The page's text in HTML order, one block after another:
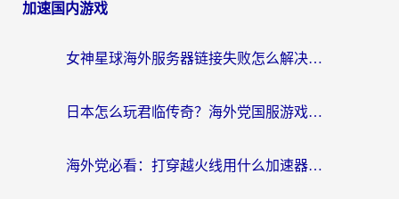
加速国内游戏
女神星球海外服务器链接失败怎么解决？海外党国服游戏加速避坑指南
日本怎么玩君临传奇？海外党国服游戏加速避坑指南（附菲律宾欧洲玩家实测）
海外党必看：打穿越火线用什么加速器？解决延迟卡顿，还能玩奇妙拼图世界和第五人格